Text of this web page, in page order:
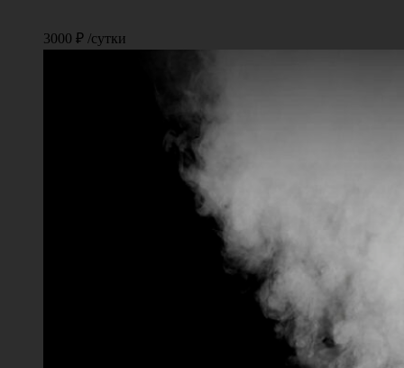
3000 ₽ /сутки